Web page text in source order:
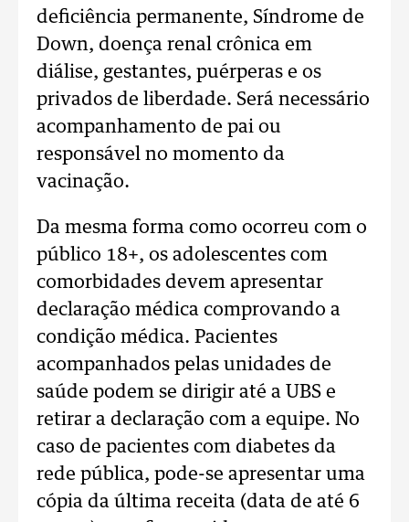
deficiência permanente, Síndrome de
Down, doença renal crônica em
diálise, gestantes, puérperas e os
privados de liberdade. Será necessário
acompanhamento de pai ou
responsável no momento da
vacinação.
Da mesma forma como ocorreu com o
público 18+, os adolescentes com
comorbidades devem apresentar
declaração médica comprovando a
condição médica. Pacientes
acompanhados pelas unidades de
saúde podem se dirigir até a UBS e
retirar a declaração com a equipe. No
caso de pacientes com diabetes da
rede pública, pode-se apresentar uma
cópia da última receita (data de até 6